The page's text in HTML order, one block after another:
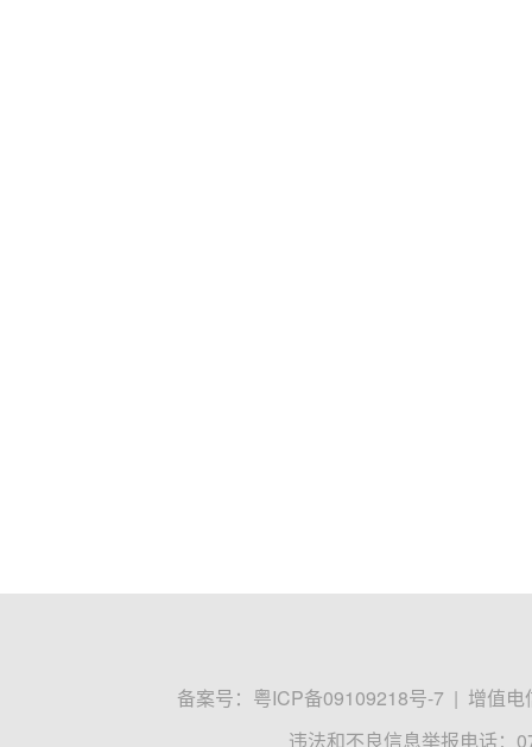
备案号： 粤ICP备09109218号-7 | 增值电
违法和不良信息举报电话：